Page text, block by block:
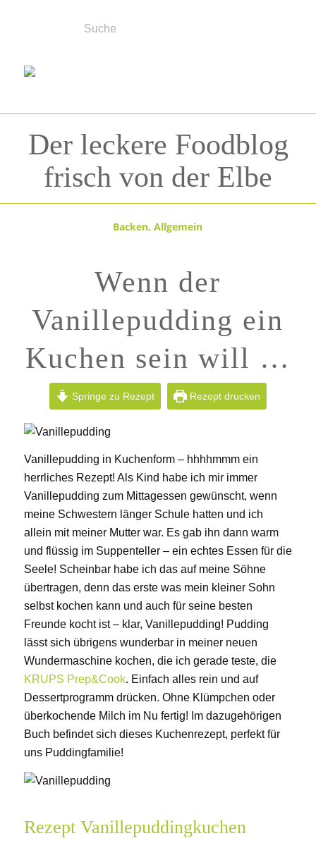
Der leckere Foodblog
frisch von der Elbe
Backen,Allgemein
Wenn der
Vanillepudding ein
Kuchen sein will …
Springe zu Rezept Rezept drucken
Vanillepudding in Kuchenform – hhhhmmm ein
herrliches Rezept! Als Kind habe ich mir immer
Vanillepudding zum Mittagessen gewünscht, wenn
meine Schwestern länger Schule hatten und ich
allein mit meiner Mutter war. Es gab ihn dann warm
und flüssig im Suppenteller – ein echtes Essen für die
Seele! Scheinbar habe ich das auf meine Söhne
übertragen, denn das erste was mein kleiner Sohn
selbst kochen kann und auch für seine besten
Freunde kocht ist – klar, Vanillepudding! Pudding
lässt sich übrigens wunderbar in meiner neuen
Wundermaschine kochen, die ich gerade teste, die
KRUPS Prep&Cook. Einfach alles rein und auf
Dessertprogramm drücken. Ohne Klümpchen oder
überkochende Milch im Nu fertig! Im dazugehörigen
Buch befindet sich dieses Kuchenrezept, perfekt für
uns Puddingfamilie!
Rezept Vanillepuddingkuchen